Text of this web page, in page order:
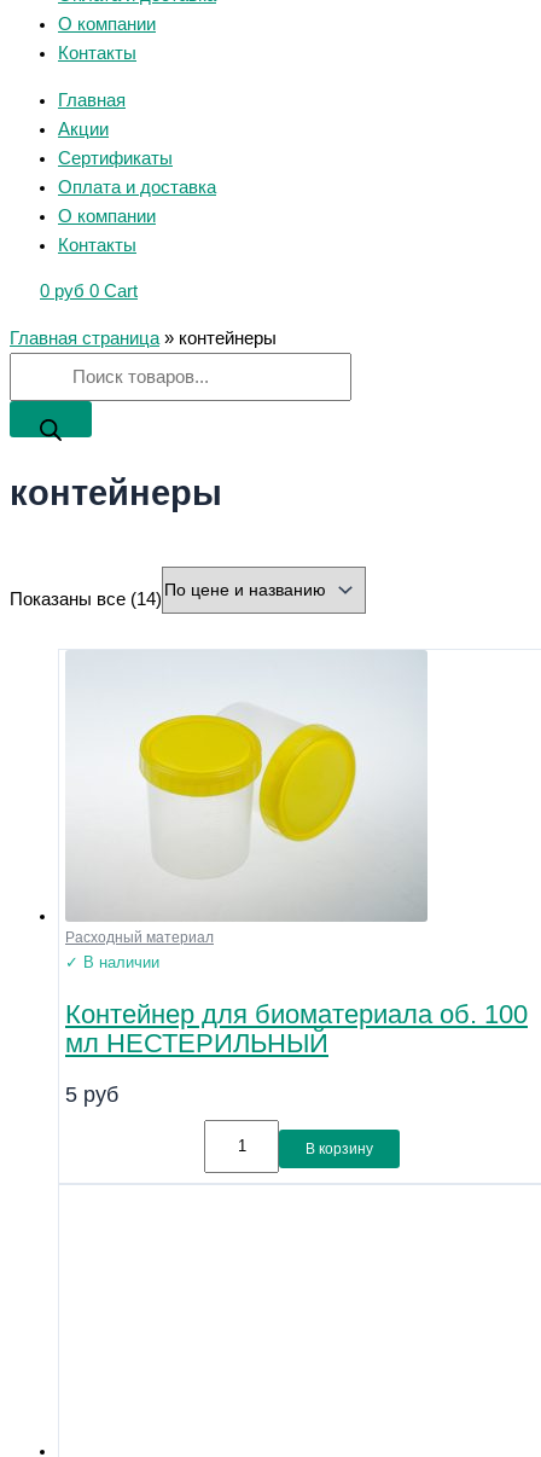
О компании
Контакты
Главная
Акции
Сертификаты
Оплата и доставка
О компании
Контакты
0 руб 0 Cart
Главная страница » контейнеры
контейнеры
минимальная цена максимальная цена
Бренд
Диаметр хвостовика (мм)
Диаметр рабочей части (мм)
Напряжение
Размер
Линейка
Показаны все (14)
Расходный материал
✓ В наличии
Контейнер для биоматериала об. 100
мл НЕСТЕРИЛЬНЫЙ
5 руб
В корзину